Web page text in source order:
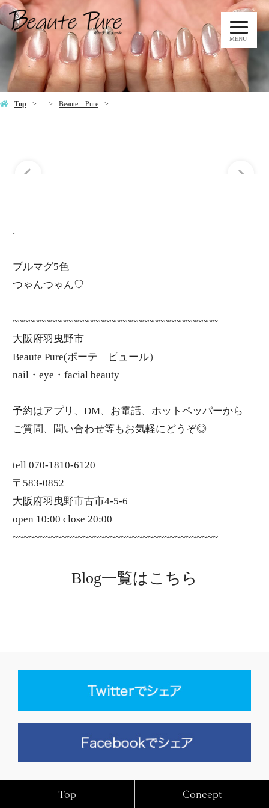
MENU
.
Top Beaute Pure .
.
プルマグ5色
つゃんつゃん♡
~~~~~~~~~~~~~~~~~~~~~~~~~~~~~~~~~~~~~~
大阪府羽曳野市
Beaute Pure(ボーテ ピュール）
nail・eye・facial beauty
予約はアプリ、DM、お電話、ホットペッパーから
ご質問、問い合わせ等もお気軽にどうぞ◎
tell 070-1810-6120
〒583-0852
大阪府羽曳野市古市4-5-6
open 10:00 close 20:00
~~~~~~~~~~~~~~~~~~~~~~~~~~~~~~~~~~~~~~
Blog一覧はこちら
Top Concept